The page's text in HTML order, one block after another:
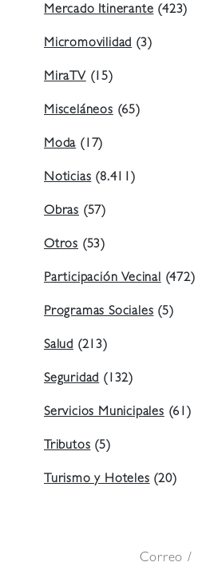
Mercado Itinerante (423)
Micromovilidad (3)
MiraTV (15)
Misceláneos (65)
Moda (17)
Noticias (8.411)
Obras (57)
Otros (53)
Participación Vecinal (472)
Programas Sociales (5)
Salud (213)
Seguridad (132)
Servicios Municipales (61)
Tributos (5)
Turismo y Hoteles (20)
Correo